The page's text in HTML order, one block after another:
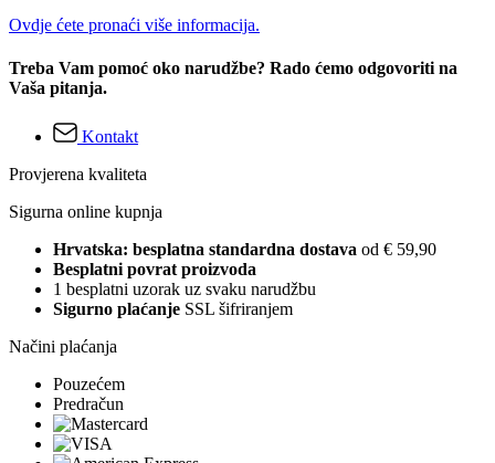
Ovdje ćete pronaći više informacija.
Treba Vam pomoć oko narudžbe? Rado ćemo odgovoriti na
Vaša pitanja.
Kontakt
Provjerena kvaliteta
Sigurna online kupnja
Hrvatska: besplatna standardna dostava od € 59,90
Besplatni povrat proizvoda
1 besplatni uzorak uz svaku narudžbu
Sigurno plaćanje SSL šifriranjem
Načini plaćanja
Pouzećem
Predračun